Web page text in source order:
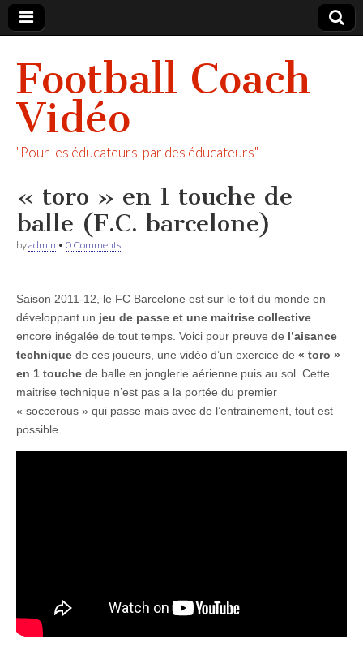
Football Coach
Vidéo
"Pour les éducateurs, par des éducateurs"
« toro » en 1 touche de
balle (F.C. barcelone)
byadmin • 0 Comments
Saison 2011-12, le FC Barcelone est sur le toit du monde en
développant un jeu de passe et une maitrise collective
encore inégalée de tout temps. Voici pour preuve de l’aisance
technique de ces joueurs, une vidéo d’un exercice de « toro »
en 1 touche de balle en jonglerie aérienne puis au sol. Cette
maitrise technique n’est pas a la portée du premier
« soccerous » qui passe mais avec de l’entrainement, tout est
possible.